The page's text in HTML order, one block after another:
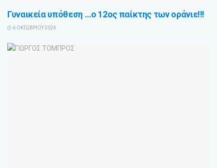
Γυναικεία υπόθεση …ο 12ος παίκτης των οράνιε!!!
6 ΟΚΤΩΒΡΊΟΥ 2024